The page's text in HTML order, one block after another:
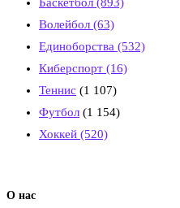
Волейбол (63)
Единоборства (532)
Киберспорт (16)
Теннис (1 107)
Футбол (1 154)
Хоккей (520)
О нас